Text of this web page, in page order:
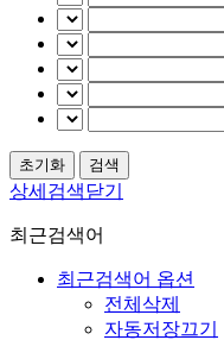
상세검색닫기
최근검색어
최근검색어 옵션
전체삭제
자동저장끄기